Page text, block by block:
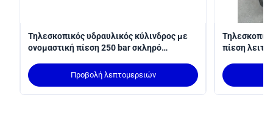
Τηλεσκοπικός υδραυλικός κύλινδρος με
ονομαστική πίεση 250 bar σκληρό
trunnion
Προβολή λεπτομερειών
πίεση
βραχίων